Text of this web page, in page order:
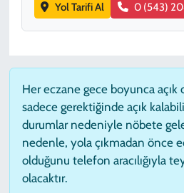
Yol Tarifi Al 0 (543)
Her eczane gece boyunca açık
sadece gerektiğinde açık
durumlar nedeniyle nöbete
nedenle, yola çıkmadan önce
olduğunu telefon aracılığıyla
olacaktır.